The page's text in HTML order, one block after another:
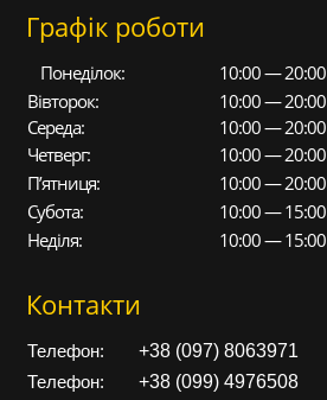
Графік роботи
Понеділок:
10:00 — 20:00
Вівторок:
10:00 — 20:00
Середа:
10:00 — 20:00
Четверг:
10:00 — 20:00
П’ятниця:
10:00 — 20:00
Субота:
10:00 — 15:00
Неділя:
10:00 — 15:00
Контакти
Телефон: +38 (097) 8063971
Телефон: +38 (099) 4976508